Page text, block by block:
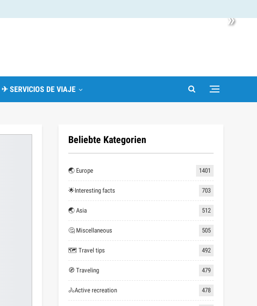
»
✈ SERVICIOS DE VIAJE
Beliebte Kategorien
🌏 Europe 1401
🌟Interesting facts 703
🌏 Asia 512
🤔 Miscellaneous 505
🗺 Travel tips 492
🧭 Traveling 479
🚴Active recreation 478